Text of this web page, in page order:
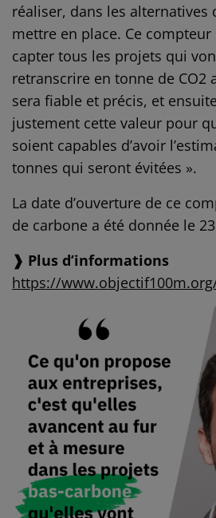
réaliser, dans les alternatives
mettre en place. Ce
capter tous les projets qui
retranscrire en tonne de CO2
sera fiable et précis, et
justement cette valeur pour
soient capables d’avoir
tonnes qui seront évitées ».
La date d’ouverture de ce
de carbone a été donnée le
❱ Plus d’informations
https://